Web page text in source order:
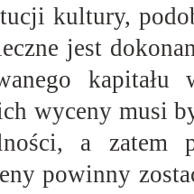
kultury,
jest
wyceny musi
a zatem
powinny